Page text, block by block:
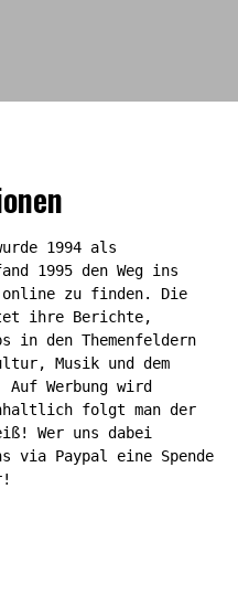
1994 als
1995 den Weg ins
zu finden. Die
ihre Berichte,
den Themenfeldern
Musik und dem
Werbung wird
folgt man der
Wer uns dabei
via Paypal eine Spende